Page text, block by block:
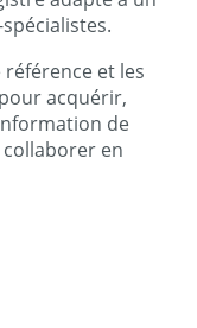
et les
acquérir,
de
en